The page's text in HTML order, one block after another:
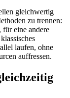
gleichwertig
zu trennen:
eine andere
laufen, ohne
auffressen.